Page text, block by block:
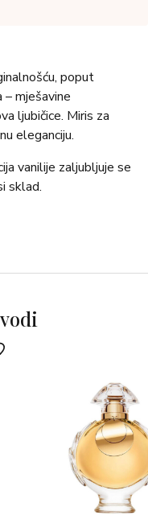
poput
– mješavine
ljubičice. Miris za
eleganciju.
vanilije zaljubljuje se
sklad.